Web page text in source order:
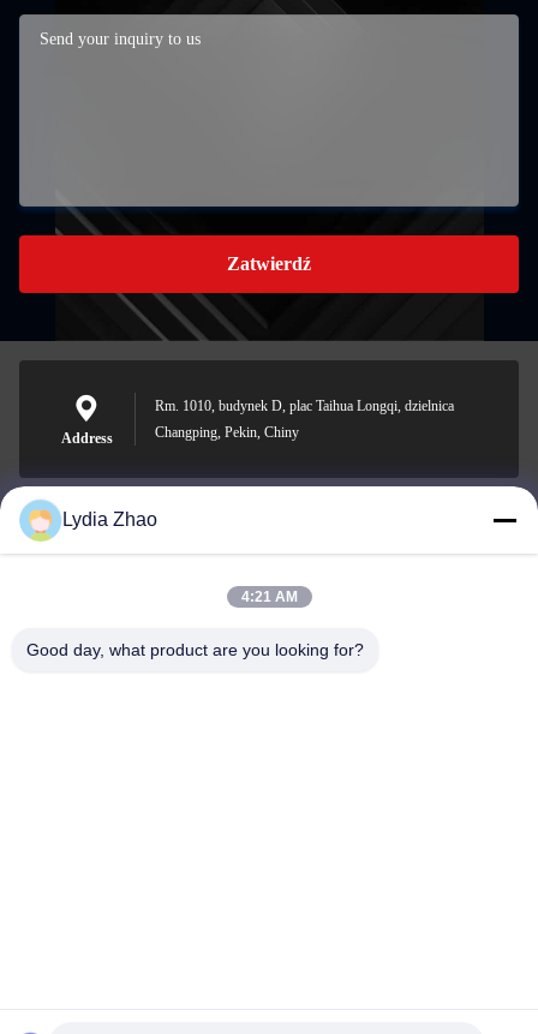
Zatwierdź
Address
Rm. 1010, budynek D, plac Taihua Longqi, dzielnica
Changping, Pekin, Chiny
jesingd@vip.sina.com
Lydia Zhao
4:21 AM
Good day, what product are you looking for?